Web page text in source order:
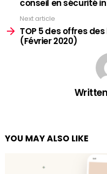
conseil en sécurité
Next article
TOP 5 des offres
(Février 2020)
YOU MAY ALSO LIKE